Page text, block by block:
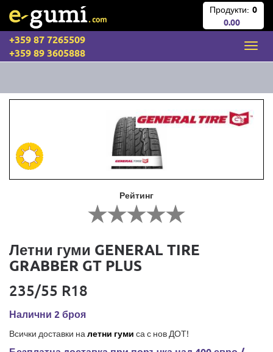
Продукти: 0
0.00
+359 87 7265509
+359 89 3605888
Рейтинг
Летни гуми GENERAL TIRE
GRABBER GT PLUS
235/55 R18
Налични 2 броя
Всички доставки на летни гуми са с нов ДОТ!